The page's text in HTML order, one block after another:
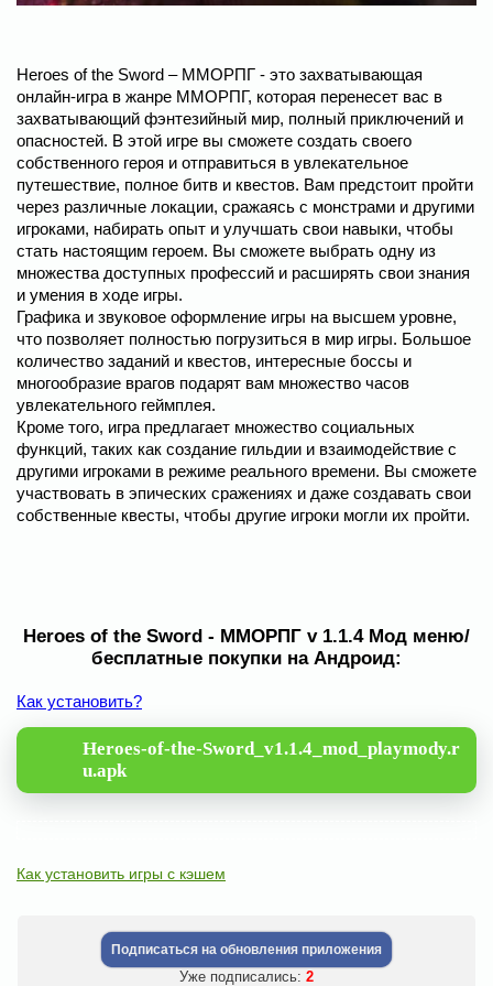
Heroes of the Sword – ММОРПГ - это захватывающая
онлайн-игра в жанре ММОРПГ, которая перенесет вас в
захватывающий фэнтезийный мир, полный приключений и
опасностей. В этой игре вы сможете создать своего
собственного героя и отправиться в увлекательное
путешествие, полное битв и квестов. Вам предстоит пройти
через различные локации, сражаясь с монстрами и другими
игроками, набирать опыт и улучшать свои навыки, чтобы
стать настоящим героем. Вы сможете выбрать одну из
множества доступных профессий и расширять свои знания
и умения в ходе игры.
Графика и звуковое оформление игры на высшем уровне,
что позволяет полностью погрузиться в мир игры. Большое
количество заданий и квестов, интересные боссы и
многообразие врагов подарят вам множество часов
увлекательного геймплея.
Кроме того, игра предлагает множество социальных
функций, таких как создание гильдии и взаимодействие с
другими игроками в режиме реального времени. Вы сможете
участвовать в эпических сражениях и даже создавать свои
собственные квесты, чтобы другие игроки могли их пройти.
Heroes of the Sword - ММОРПГ v 1.1.4 Мод меню/
бесплатные покупки на Андроид:
Как установить?
Heroes-of-the-Sword_v1.1.4_mod_playmody.r
u.apk
Как установить игры с кэшем
Подписаться на обновления приложения
Уже подписались: 2